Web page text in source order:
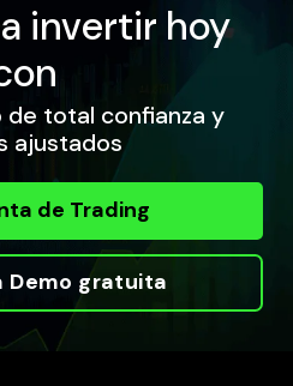
invertir hoy
de total confianza y
ajustados
de Trading
Demo gratuita